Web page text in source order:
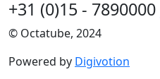
+31 (0)15 - 7890000
© Octatube, 2024
Powered by Digivotion